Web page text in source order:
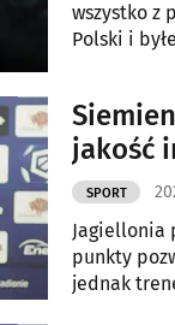
wszystko z
Polski i
jakość
SPORT
Jagiellonia
punkty
jednak